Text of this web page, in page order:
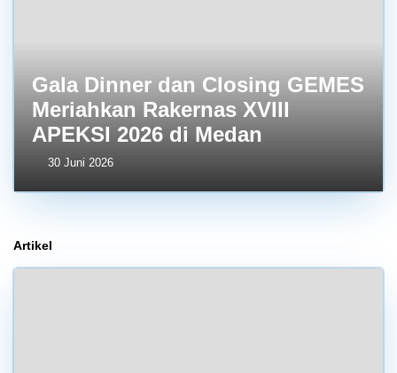
Gala Dinner dan Closing GEMES
Meriahkan Rakernas XVIII
APEKSI 2026 di Medan
30 Juni 2026
Artikel